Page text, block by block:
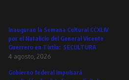
Inauguran la Semana Cultural CCXLIV
por el Natalicio del General Vicente
Guerrero en Tixtla: SECULTURA
4 agosto, 2026
Gobierno federal impulsará